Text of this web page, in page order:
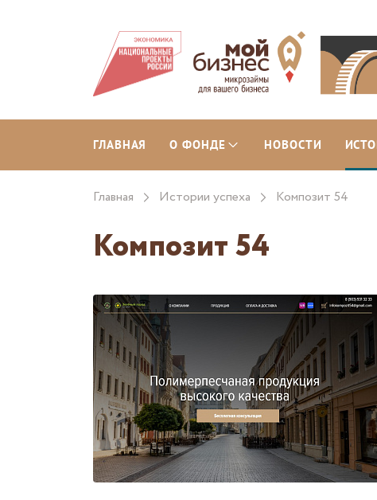
ГЛАВНАЯ О ФОНДЕ НОВОСТИ
Главная Истории успеха Композит 54
Композит 54